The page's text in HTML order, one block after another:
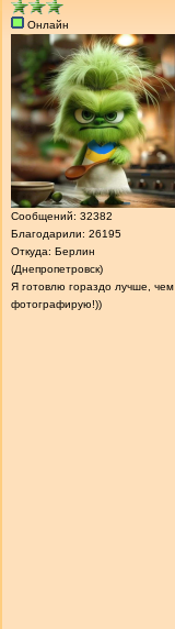
Онлайн
Сообщений: 32382
Благодарили: 26195
Откуда: Берлин
(Днепропетровск)
Я готовлю гораздо лучше, чем
фотографирую!))